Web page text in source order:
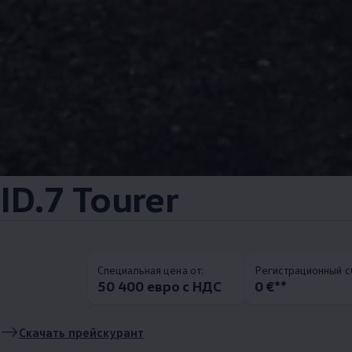
ID.7 Tourer
Специальная цена от:
50 400 евро с НДС
Pегистрационный
0 €**
Скачать прейскурант